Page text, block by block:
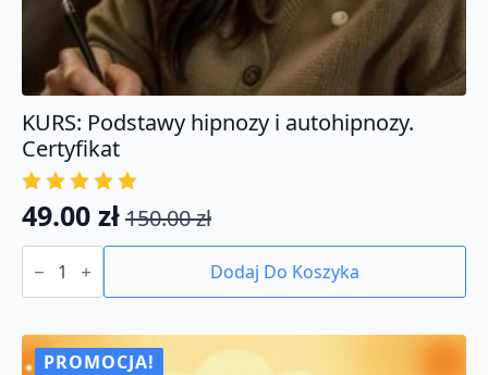
KURS: Podstawy hipnozy i autohipnozy.
Certyfikat
150.00zł
Pierwotna
cena
wynosiła:
150.00 zł.
49.00 zł
Aktualna
cena
wynosi:
49.00 zł.
ilość
KURS:
hipnozy
autohipnozy.
Certyfikat
Dodaj Do Koszyka
PROMOCJA!